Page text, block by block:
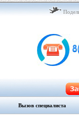
Вызов специалиста